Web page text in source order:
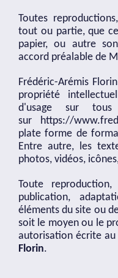
Toutes
tout ou partie, que
papier, ou autre
accord préalable de
Frédéric-Arémis
propriété
d'usage sur tous
sur https://
plate forme de
Entre autre, les
photos, vidéos,
Toute
publication,
éléments du site ou
soit le moyen ou le
autorisation écrite au
Florin.